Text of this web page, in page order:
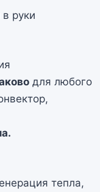
руки
для любого
тепла,